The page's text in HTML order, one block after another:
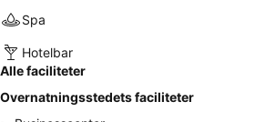
Spa
Hotelbar
Alle faciliteter
Overnatningsstedets faciliteter